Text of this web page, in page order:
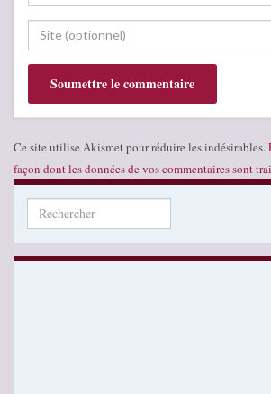
Ce site utilise Akismet pour réduire les indésirables.
façon dont les données de vos commentaires sont
Search for: